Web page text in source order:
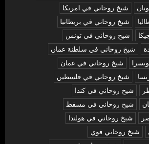
شيخ روحاني في امريكا
شيخ روحاني في بريطانيا
شيخ روحاني في تونس
شيخ روحاني في سلطنة عمان
شيخ روحاني في عمان
شيخ روحاني في فلسطين
شيخ روحاني في كندا
شيخ روحاني في مسقط
شيخ روحاني في هولندا
شيخ روحاني قوي